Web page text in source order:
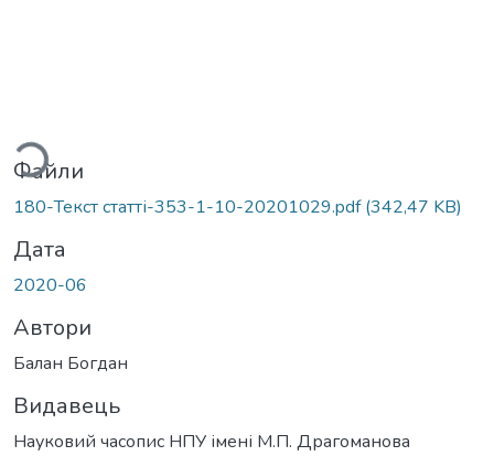
Файли
180-Текст статті-353-1-10-20201029.pdf(342,47 KB)
Дата
2020-06
Автори
Балан Богдан
Видавець
Науковий часопис НПУ імені М.П. Драгоманова